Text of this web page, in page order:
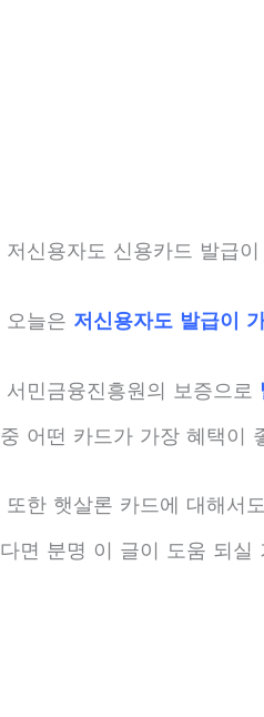
저신용자도 신용카드 발급
오늘은 저신용자도 발급이
서민금융진흥원의 보증으로
중 어떤 카드가 가장 혜택이
또한 햇살론 카드에 대해서
다면 분명 이 글이 도움 되실